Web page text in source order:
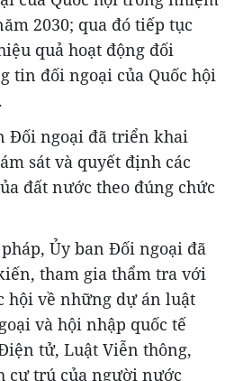
2030; qua đó tiếp tục
quả hoạt động đối
tin đối ngoại của Quốc hội
Đối ngoại đã triển khai
sát và quyết định các
đất nước theo đúng chức
Ủy ban Đối ngoại đã
tham gia thẩm tra với
hội về những dự án luật
và hội nhập quốc tế
tử, Luật Viễn thông,
cư trú của người nước